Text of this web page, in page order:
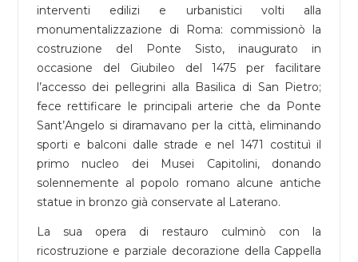
interventi edilizi e urbanistici volti alla
monumentalizzazione di Roma: commissionò la
costruzione del Ponte Sisto, inaugurato in
occasione del Giubileo del 1475 per facilitare
l’accesso dei pellegrini alla Basilica di San Pietro;
fece rettificare le principali arterie che da Ponte
Sant’Angelo si diramavano per la città, eliminando
sporti e balconi dalle strade e nel 1471 costituì il
primo nucleo dei Musei Capitolini, donando
solennemente al popolo romano alcune antiche
statue in bronzo già conservate al Laterano.
La sua opera di restauro culminò con la
ricostruzione e parziale decorazione della Cappella